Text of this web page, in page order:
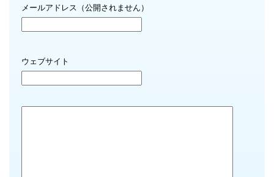
メールアドレス（公開されません）
ウェブサイト